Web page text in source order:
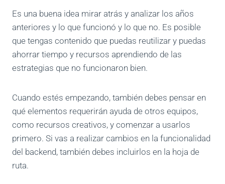
Es una buena idea mirar atrás y analizar los años
anteriores y lo que funcionó y lo que no. Es posible
que tengas contenido que puedas reutilizar y puedas
ahorrar tiempo y recursos aprendiendo de las
estrategias que no funcionaron bien.
Cuando estés empezando, también debes pensar en
qué elementos requerirán ayuda de otros equipos,
como recursos creativos, y comenzar a usarlos
primero. Si vas a realizar cambios en la funcionalidad
del backend, también debes incluirlos en la hoja de
ruta.